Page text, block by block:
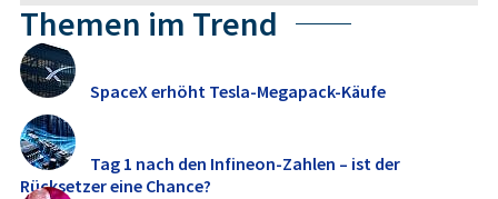
Themen im Trend
SpaceX erhöht Tesla-Megapack-Käufe
Tag 1 nach den Infineon-Zahlen – ist der
Rücksetzer eine Chance?